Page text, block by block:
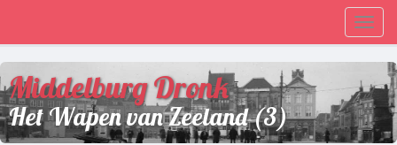
Middelburg Dronk
Het Wapen van Zeeland (3)